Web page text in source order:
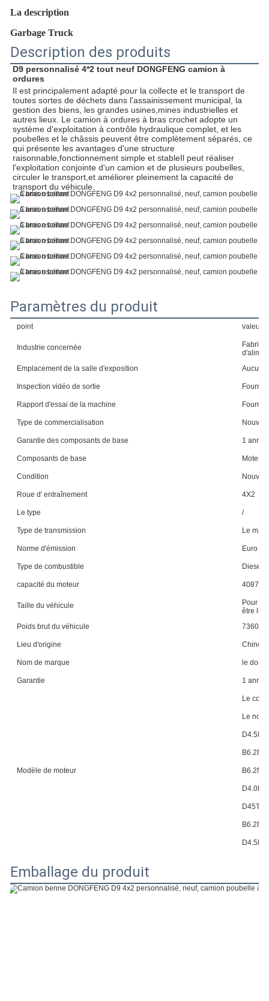
La description
Garbage Truck
Description des produits
D9 personnalisé 4*2 tout neuf DONGFENG camion à
ordures
Il est principalement adapté pour la collecte et le transport de
toutes sortes de déchets dans l'assainissement municipal, la
gestion des biens, les grandes usines,mines industrielles et
autres lieux. Le camion à ordures à bras crochet adopte un
système d'exploitation à contrôle hydraulique complet, et les
poubelles et le châssis peuvent être complètement séparés, ce
qui présente les avantages d'une structure
raisonnable,fonctionnement simple et stableIl peut réaliser
l'exploitation conjointe d'un camion et de plusieurs poubelles,
circuler le transport,et améliorer pleinement la capacité de
transport du véhicule.
Paramètres du produit
point valeur
Industrie concernée
Emplacement de la salle d'exposition
Aucune
Inspection vidéo de sortie Fournit
Rapport d'essai de la machine Fournit
Type de commercialisation
Garantie des composants de base 1 année
Composants de base
Condition
Roue d' entraînement 4X2
Le type /
Type de transmission Le
Norme d'émission Euro 6
Type de combustible Diesel
capacité du moteur 4087 à
Taille du véhicule
Pour
être le
Poids brut du véhicule
7360
Lieu d'origine Chine
Nom de marque le
Garantie 1 année
Modèle de moteur
Le
Le
Emballage du produit